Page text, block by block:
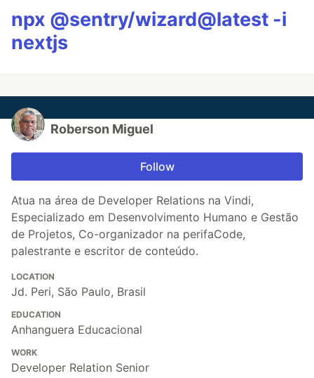
npx @sentry/wizard@latest -i
nextjs
Roberson Miguel
Follow
Atua na área de Developer Relations na Vindi,
Especializado em Desenvolvimento Humano e Gestão
de Projetos, Co-organizador na perifaCode,
palestrante e escritor de conteúdo.
LOCATION
Jd. Peri, São Paulo, Brasil
EDUCATION
Anhanguera Educacional
WORK
Developer Relation Senior